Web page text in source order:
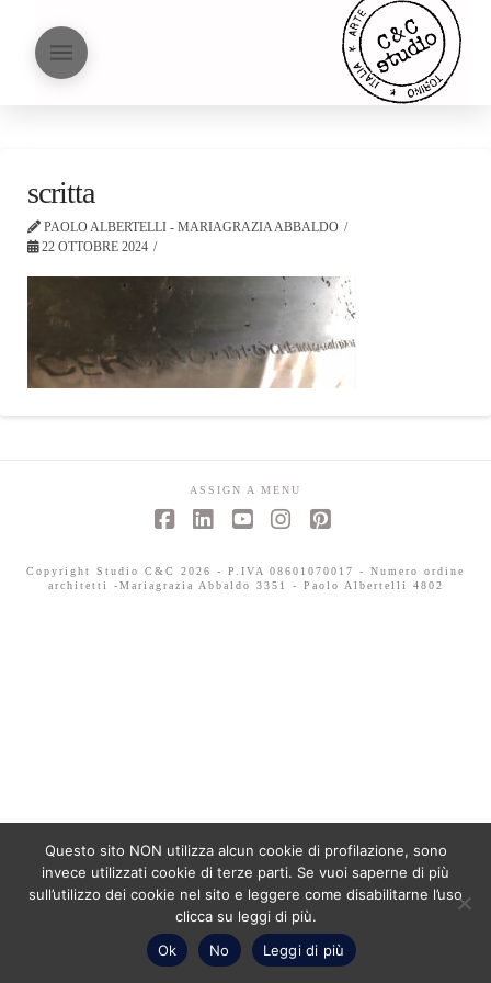
scritta
PAOLO ALBERTELLI - MARIAGRAZIA ABBALDO
22 OTTOBRE 2024
ASSIGN A MENU
Copyright Studio C&C 2026 - P.IVA 08601070017 - Numero ordine
architetti -Mariagrazia Abbaldo 3351 - Paolo Albertelli 4802
Questo sito NON utilizza alcun cookie di profilazione, sono
invece utilizzati cookie di terze parti. Se vuoi saperne di più
sull’utilizzo dei cookie nel sito e leggere come disabilitarne l’uso
clicca su leggi di più.
Ok
No Leggi di più